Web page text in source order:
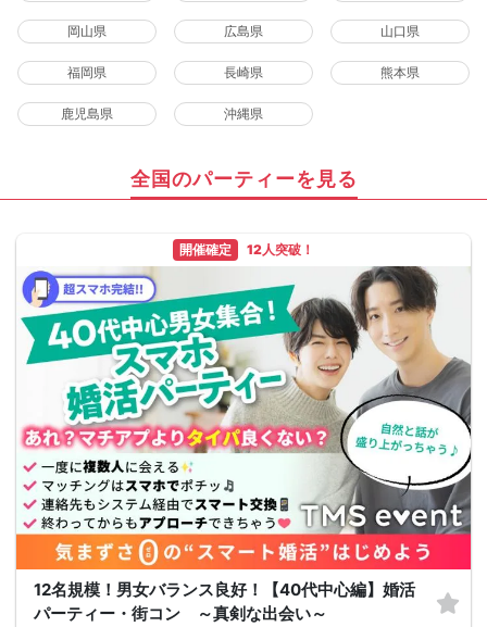
岡山県 広島県 山口県
福岡県 長崎県 熊本県
鹿児島県 沖縄県
全国のパーティーを見る
開催確定 12人突破！
12名規模！男女バランス良好！【40代中心編】婚活
パーティー・街コン ～真剣な出会い～